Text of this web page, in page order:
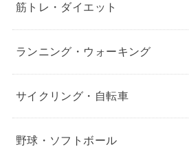
筋トレ・ダイエット
ランニング・ウォーキング
サイクリング・自転車
野球・ソフトボール